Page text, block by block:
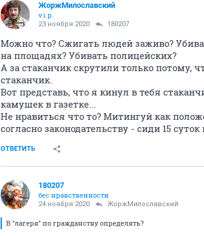
ЖоржМилославский
v.i.p.
23 ноября 2020 180207
Можно что? Сжигать людей заживо?
на площадях? Убивать полицейских?
А за стаканчик скрутили только потому,
стаканчик.
Вот представь, что я кинул в тебя
камушек в газетке...
Не нравиться что то? Митингуй как
согласно законодательству - сиди 15 суток
ОТВЕТИТЬ
180207
бес нравственности
24 ноября 2020 ЖоржМилославский
В "лагеря" по гражданству определять?